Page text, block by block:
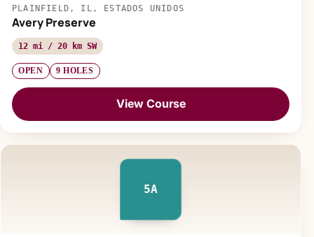
PLAINFIELD, IL, ESTADOS UNIDOS
Avery Preserve
12 mi / 20 km SW
OPEN 9 HOLES
View Course
5A